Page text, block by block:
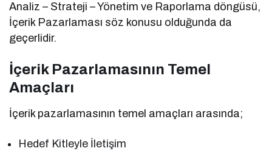
Analiz – Strateji – Yönetim ve Raporlama döngüsü,
İçerik Pazarlaması söz konusu olduğunda da
geçerlidir.
İçerik Pazarlamasının Temel
Amaçları
İçerik pazarlamasının temel amaçları arasında;
Hedef Kitleyle İletişim